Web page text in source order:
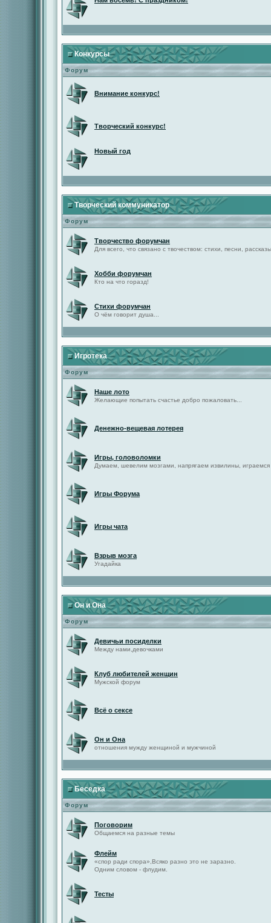
Конкурсы
Форум
Внимание конкурс!
Творческий конкурс!
Новый год
Творческий коммуникатор
Форум
Творчество форумчан
Для всего, что связано с твочеством: стихи, песни,
Хобби форумчан
Кто на что горазд!
Стихи форумчан
О чём говорит душа...
Игротека
Форум
Наше лото
Желающие попытать счастье добро пожаловать...
Денежно-вещевая лотерея
Игры, головоломки
Думаем, шевелим мозгами, напрягаем извилины,
Игры Форума
Игры чата
Взрыв мозга
Угадайка
Он и Она
Форум
Девичьи посиделки
Между нами,девочками
Клуб любителей женщин
Мужской форум
Всё о сексе
Он и Она
отношения мужду женщиной и мужчиной
Беседка
Форум
Поговорим
Общаемся на разные темы
Флейм
«спор ради спора»,Всяко разно это не заразно.
Одним словом - флудим.
Тесты